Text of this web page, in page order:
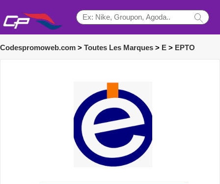
Codespromoweb.com > Toutes Les Marques > E > EPTO